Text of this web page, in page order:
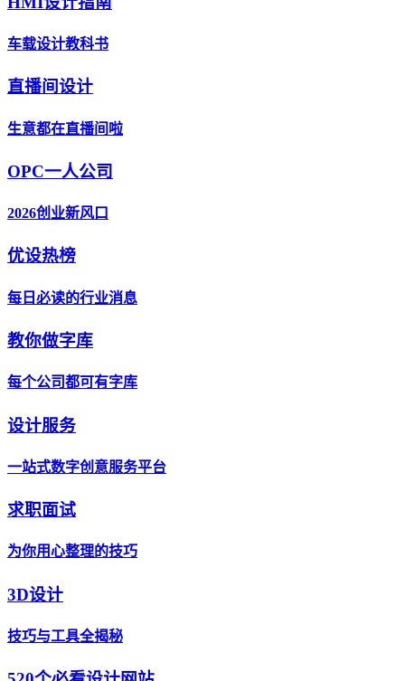
车载设计教科书
直播间设计
生意都在直播间啦
OPC一人公司
2026创业新风口
优设热榜
每日必读的行业消息
教你做字库
每个公司都可有字库
设计服务
一站式数字创意服务平台
求职面试
为你用心整理的技巧
3D设计
技巧与工具全揭秘